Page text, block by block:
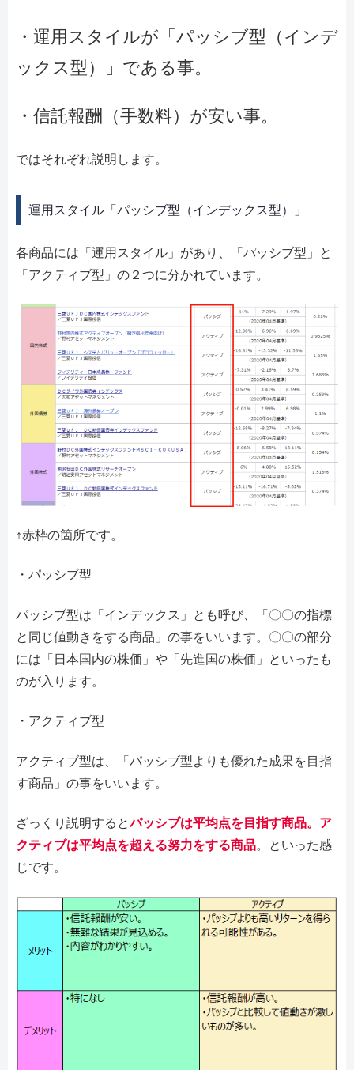
・運用スタイルが「パッシブ型（インデ
ックス型）」である事。
・信託報酬（手数料）が安い事。
ではそれぞれ説明します。
運用スタイル「パッシブ型（インデックス型）」
各商品には「運用スタイル」があり、「パッシブ型」と
「アクティブ型」の２つに分かれています。
↑赤枠の箇所です。
・パッシブ型
パッシブ型は「インデックス」とも呼び、「〇〇の指標
と同じ値動きをする商品」の事をいいます。〇〇の部分
には「日本国内の株価」や「先進国の株価」といったも
のが入ります。
・アクティブ型
アクティブ型は、「パッシブ型よりも優れた成果を目指
す商品」の事をいいます。
ざっくり説明するとパッシブは平均点を目指す商品。ア
クティブは平均点を超える努力をする商品。といった感
じです。